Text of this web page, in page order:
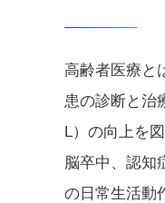
高齢者医療と
患の診断と治
L）の向上を
脳卒中、認知
の日常生活動